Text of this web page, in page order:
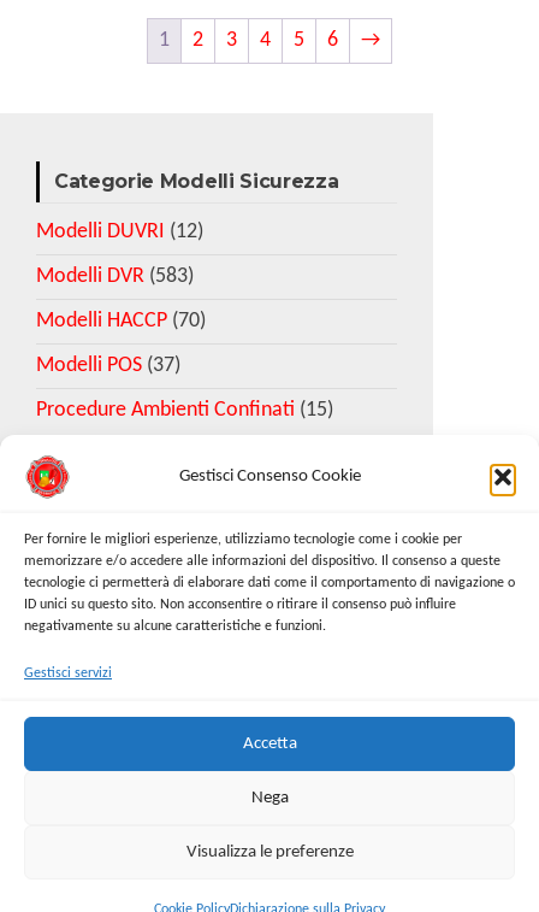
Gestisci Consenso Cookie
Per fornire le migliori esperienze, utilizziamo tecnologie come i cookie per
memorizzare e/o accedere alle informazioni del dispositivo. Il consenso a queste
tecnologie ci permetterà di elaborare dati come il comportamento di navigazione o
ID unici su questo sito. Non acconsentire o ritirare il consenso può influire
negativamente su alcune caratteristiche e funzioni.
Gestisci servizi
Accetta
Nega
Visualizza le preferenze
1 2 3 4 5 6 →
Categorie Modelli Sicurezza
Modelli DUVRI (12)
Modelli DVR (583)
Modelli HACCP (70)
Modelli POS (37)
Procedure Ambienti Confinati (15)
Richiedi Modello
Store